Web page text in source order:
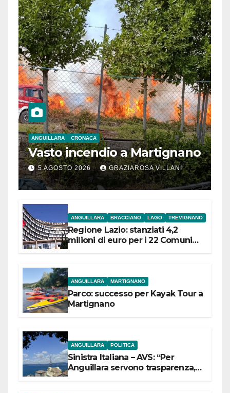
ANGUILLARA CRONACA
Vasto incendio a Martignano
5 AGOSTO 2026 GRAZIAROSA VILLANI
ANGUILLARA BRACCIANO LAGO TREVIGNANO
Regione Lazio: stanziati 4,2
milioni di euro per i 22 Comuni
ANGUILLARA MARTIGNANO
Parco: successo per Kayak Tour a
Martignano
ANGUILLARA POLITICA
Sinistra Italiana – AVS: “Per
Anguillara servono trasparenza,